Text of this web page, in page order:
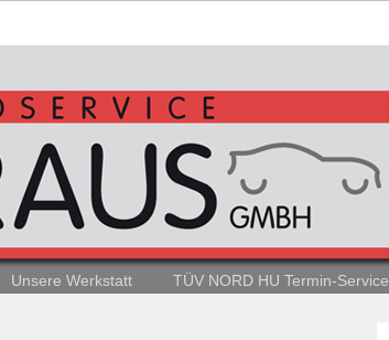
Unsere Werkstatt TÜV NORD HU Termin-Service